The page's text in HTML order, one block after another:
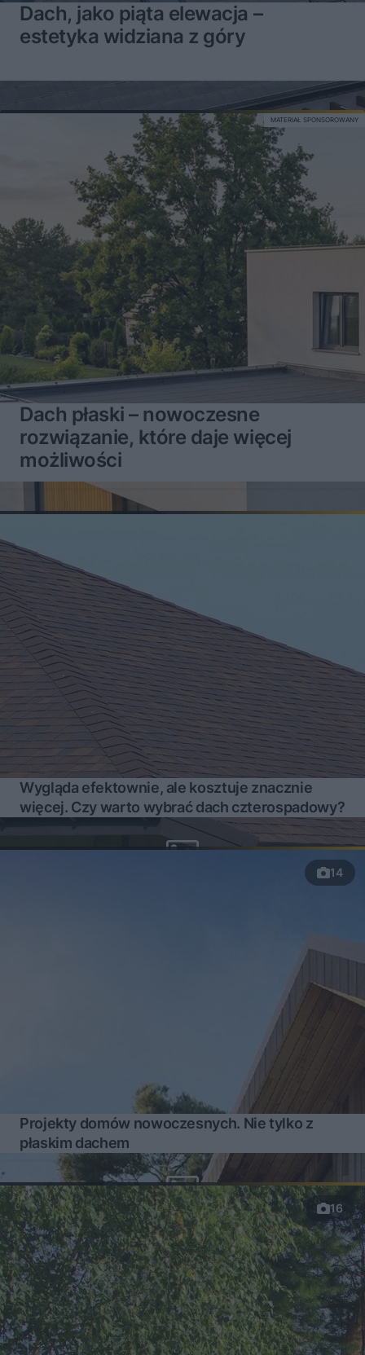
Dach, jako piąta elewacja –
estetyka widziana z góry
Dach płaski – nowoczesne
rozwiązanie, które daje więcej
możliwości
MATERIAŁ SPONSOROWANY
Wygląda efektownie, ale kosztuje znacznie
więcej. Czy warto wybrać dach czterospadowy?
14
Projekty domów nowoczesnych. Nie tylko z
płaskim dachem
16